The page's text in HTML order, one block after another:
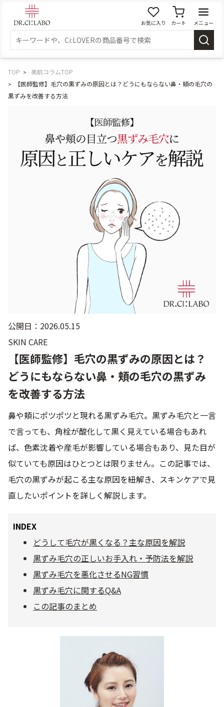
お気に入り カート メニュー
商品カテゴリーから探す
メイク落とし 洗顔
美容液
クリーム
商品カテゴリーから探す TOP
プロダクトラインから探す
VC100ライン
エンリッチリフトライン
エンリッチメディカリフトライン
センシティブライン
モイスチャーライン
ブライトニングライン
お悩みから探す
乾燥 くすみ
シミ・そばかす ゆるみ・ハリ
シワ
敏感・肌あれ 日焼け
トライアルキット
ベストコスメ受賞商品
TOP
美肌コラムTOP
【医師監修】毛穴の黒ずみの原因とは？どうにもならない鼻・頬の毛穴の
黒ずみを改善する方法
公開日：2026.05.15
SKIN CARE
【医師監修】毛穴の黒ずみの原因とは？
どうにもならない鼻・頬の毛穴の黒ずみ
を改善する方法
鼻や頬にポツポツと現れる黒ずみ毛穴。黒ずみ毛穴と一言
で言っても、角栓が酸化して黒く見えている場合もあれ
ば、色素沈着や産毛が影響している場合もあり、見た目が
似ていても原因はひとつとは限りません。この記事では、
毛穴の黒ずみが起こる主な原因を紐解き、スキンケアで見
直したいポイントを詳しく解説します。
INDEX
どうして毛穴が黒くなる？主な原因を解説
黒ずみ毛穴の正しいお手入れ・予防法を解説
黒ずみ毛穴を悪化させるNG習慣
黒ずみ毛穴に関するQ&A
この記事のまとめ